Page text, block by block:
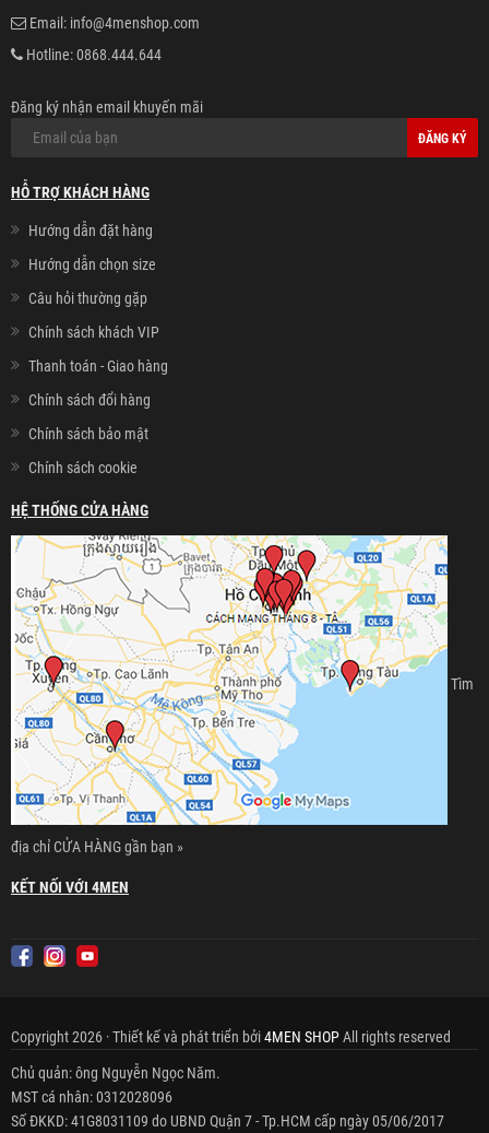
Email: info@4menshop.com
Hotline:0868.444.644
Đăng ký nhận email khuyến mãi
ĐĂNG KÝ
HỖ TRỢ KHÁCH HÀNG
Hướng dẫn đặt hàng
Hướng dẫn chọn size
Câu hỏi thường gặp
Chính sách khách VIP
Thanh toán - Giao hàng
Chính sách đổi hàng
Chính sách bảo mật
Chính sách cookie
HỆ THỐNG CỬA HÀNG
Tìm
địa chỉ CỬA HÀNG gần bạn »
KẾT NỐI VỚI 4MEN
Copyright 2026 · Thiết kế và phát triển bởi4MEN SHOPAll rights reserved
Chủ quản: ông Nguyễn Ngọc Năm.
MST cá nhân: 0312028096
Số ĐKKD: 41G8031109 do UBND Quận 7 - Tp.HCM cấp ngày 05/06/2017